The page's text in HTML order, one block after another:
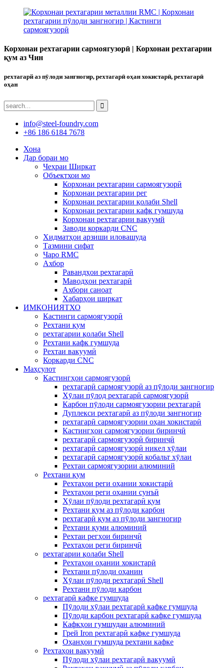
Корхонаи рехтагарии сармоягузорӣ | Корхонаи рехтагарии
қум аз Чин
рехтагарй аз пӯлоди зангногир, рехтагарӣ оҳан хокистарӣ, рехтагарӣ
оҳан
info@steel-foundry.com
+86 186 6184 7678
Хона
Дар бораи мо
Чеҳраи Ширкат
Объектхои мо
Корхонаи рехтагарии сармоягузорӣ
Корхонаи рехтагарии рег
Корхонаи рехтагарии қолаби Shell
Корхонаи рехтагарии кафк гумшуда
Корхонаи рехтагарии вакуумй
Заводи коркарди CNC
Хидматҳои арзиши иловашуда
Тазмини сифат
Чаро RMC
Ахбор
Равандҳои рехтагарӣ
Маводҳои рехтагарӣ
Ахбори саноат
Хабарҳои ширкат
ИМКОНИЯТХО
Кастинги сармоягузорӣ
Рехтани қум
рехтагарии қолаби Shell
Рехтани кафк гумшуда
Рехтаи вакуумӣ
Коркарди CNC
Маҳсулот
Кастингҳои сармоягузорӣ
рехтагарӣ сармоягузорӣ аз пӯлоди зангногир
Хӯлаи пӯлод рехтагарӣ сармоягузорӣ
Карбон пӯлоди сармоягузории рехтагарӣ
Дуплекси рехтагарӣ аз пӯлоди зангногир
рехтагарӣ сармоягузории оҳан хокистарӣ
Кастингҳои сармоягузории биринҷӣ
рехтагарӣ сармоягузорӣ биринҷӣ
рехтагарӣ сармоягузорӣ никел хӯлаи
рехтагарӣ сармоягузорӣ кобальт хӯлаи
Рехтаи сармоягузории алюминий
Рехтани қум
Рехтаҳои реги оҳании хокистарӣ
Рехтаҳои реги оҳании сунъӣ
Хӯлаи пӯлоди рехтагарӣ қум
Рехтани қум аз пӯлоди карбон
рехтагарӣ қум аз пӯлоди зангногир
Рехтани қуми алюминий
Рехтаи регҳои биринҷӣ
Рехтаҳои реги биринҷӣ
рехтагарии қолаби Shell
Рехтаҳои оҳании хокистарӣ
Рехтани пӯлоди оҳанин
Хӯлаи пӯлоди рехтагарӣ Shell
Рехтани пӯлоди карбон
рехтагарӣ кафке гумшуда
Пӯлоди хӯлаи рехтагарӣ кафке гумшуда
Пӯлоди карбон рехтагарӣ кафке гумшуда
Кафкҳои гумшудаи алюминий
Грей Iron рехтагарӣ кафке гумшуда
Оҳанҳои гумшуда рехтани кафке
Рехтаҳои вакуумӣ
Пӯлоди хӯлаи рехтагарӣ вакуумӣ